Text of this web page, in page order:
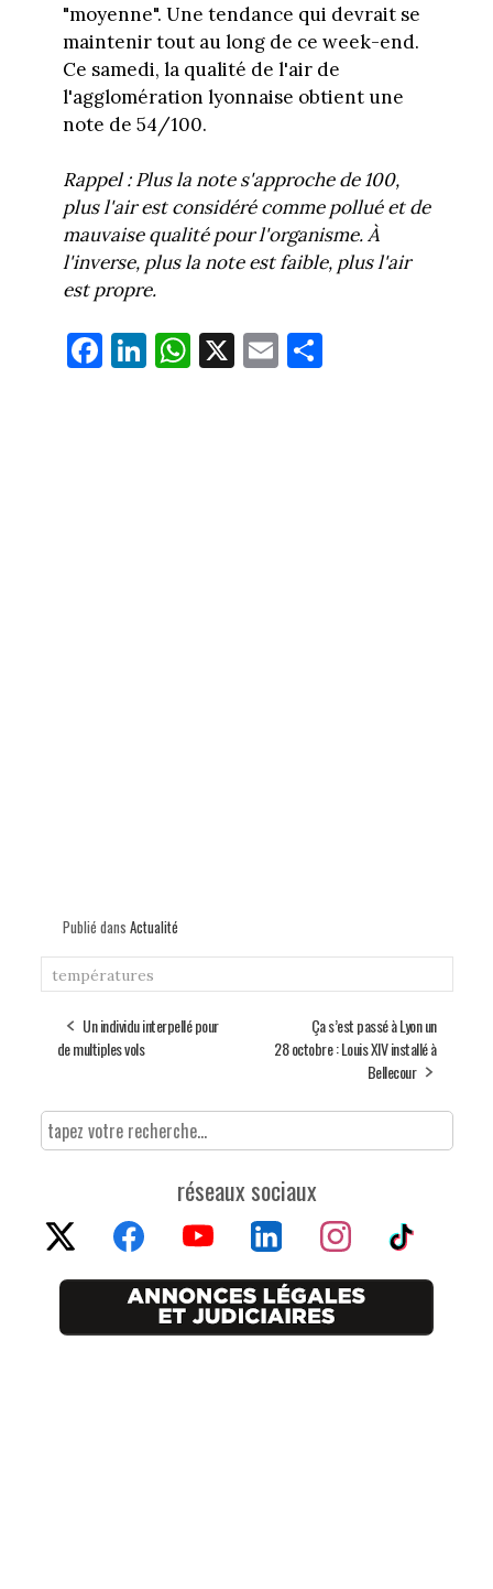
"moyenne". Une tendance qui devrait se
maintenir tout au long de ce week-end.
Ce samedi, la qualité de l'air de
l'agglomération lyonnaise obtient une
note de 54/100.
Rappel : Plus la note s'approche de 100,
plus l'air est considéré comme pollué et de
mauvaise qualité pour l'organisme. À
l'inverse, plus la note est faible, plus l'air
est propre.
Fa
ce
Li
nk
W
ha
X E
m
Pa
Publié dans Actualité
températures
Un individu interpellé pour
de multiples vols
Ça s’est passé à Lyon un
28 octobre : Louis XIV installé à
Bellecour
réseaux sociaux